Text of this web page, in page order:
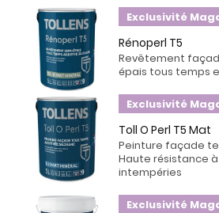
Exclusivité
Rénoperl T5
Revêtement
épais tous temps
Exclusivité
Toll O Perl T5 Mat
Peinture façade
Haute résistance
intempéries
Exclusivité